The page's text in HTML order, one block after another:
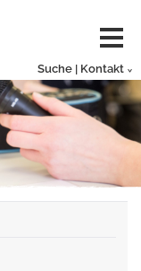
Suche | Kontakt